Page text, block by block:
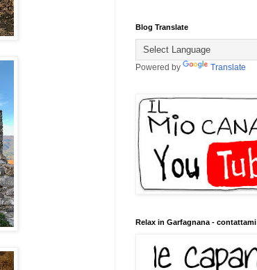
Blog Translate
Powered by Translate
Relax in Garfagnana - contattami